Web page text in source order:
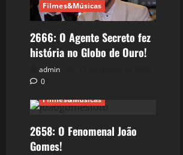
Filmes&Músicas
2666: O Agente Secreto fez
história no Globo de Ouro!
admin
0
Filmes&Músicas
2658: O Fenomenal João
Gomes!